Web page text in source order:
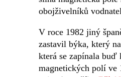
obojživelníků
V roce 1982 jiný
zastavil býka, který
která se zapínala buď
magnetických polí ve